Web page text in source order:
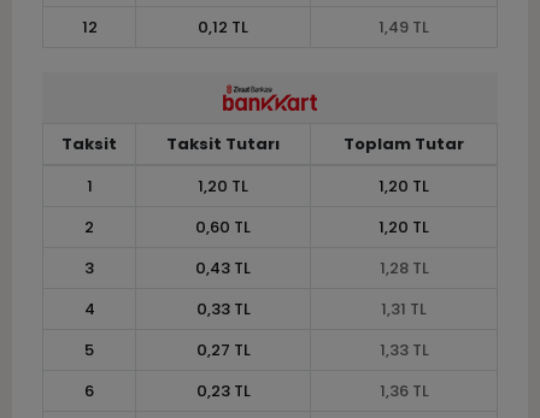
12
0,12 TL 1,49 TL
Taksit Taksit Tutarı
Toplam Tutar
1
1,20 TL
1,20 TL
2
0,60 TL
1,20 TL
3
0,43 TL
1,28 TL
4
0,33 TL
1,31 TL
5
0,27 TL
1,33 TL
6
0,23 TL
1,36 TL